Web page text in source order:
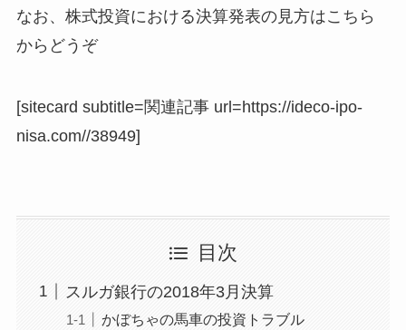
なお、株式投資における決算発表の見方はこちら
からどうぞ
[sitecard subtitle=関連記事 url=https://ideco-ipo-
nisa.com//38949]
目次
スルガ銀行の2018年3月決算
かぼちゃの馬車の投資トラブル